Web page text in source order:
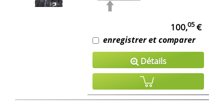
100,05€
enregistrer et comparer
Détails